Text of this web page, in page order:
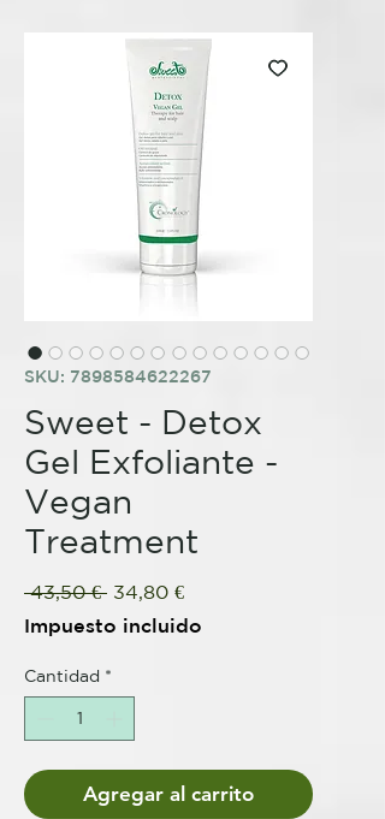
SKU: 7898584622267
Sweet - Detox
Gel Exfoliante -
Vegan
Treatment
43,50 € Precio
34,80 €Precio
de
oferta
Impuesto incluido
Cantidad *
Agregar al carrito